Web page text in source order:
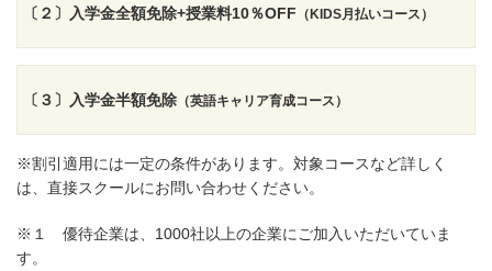
〔２〕入学金全額免除+授業料10％OFF （KIDS月払いコース）
〔３〕入学金半額免除 （英語キャリア育成コース）
※割引適用には一定の条件があります。対象コースなど詳しく
は、直接スクールにお問い合わせください。
※１ 優待企業は、1000社以上の企業にご加入いただいていま
す。